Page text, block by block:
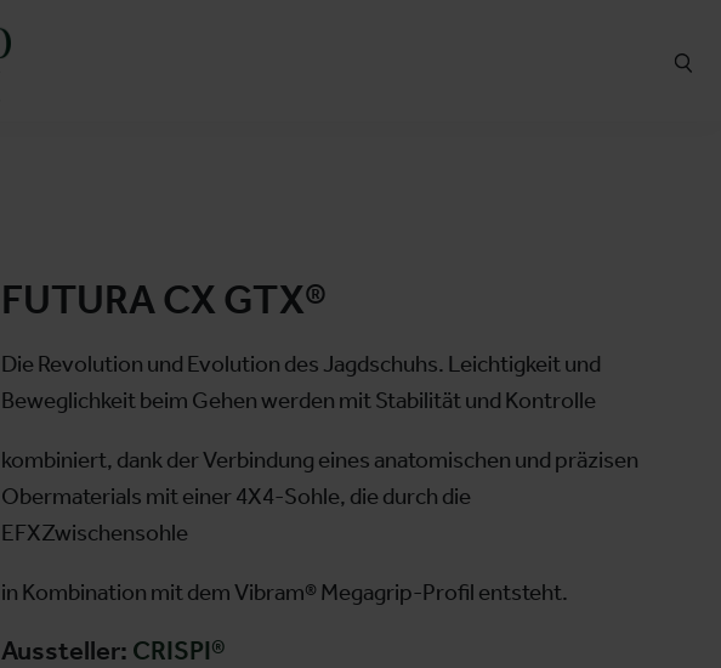
FUTURA CX GTX®
Die Revolution und Evolution des Jagdschuhs. Leichtigkeit und
Beweglichkeit beim Gehen werden mit Stabilität und Kontrolle
kombiniert, dank der Verbindung eines anatomischen und präzisen
Obermaterials mit einer 4X4-Sohle, die durch die
EFXZwischensohle
in Kombination mit dem Vibram® Megagrip-Profil entsteht.
Aussteller: CRISPI®